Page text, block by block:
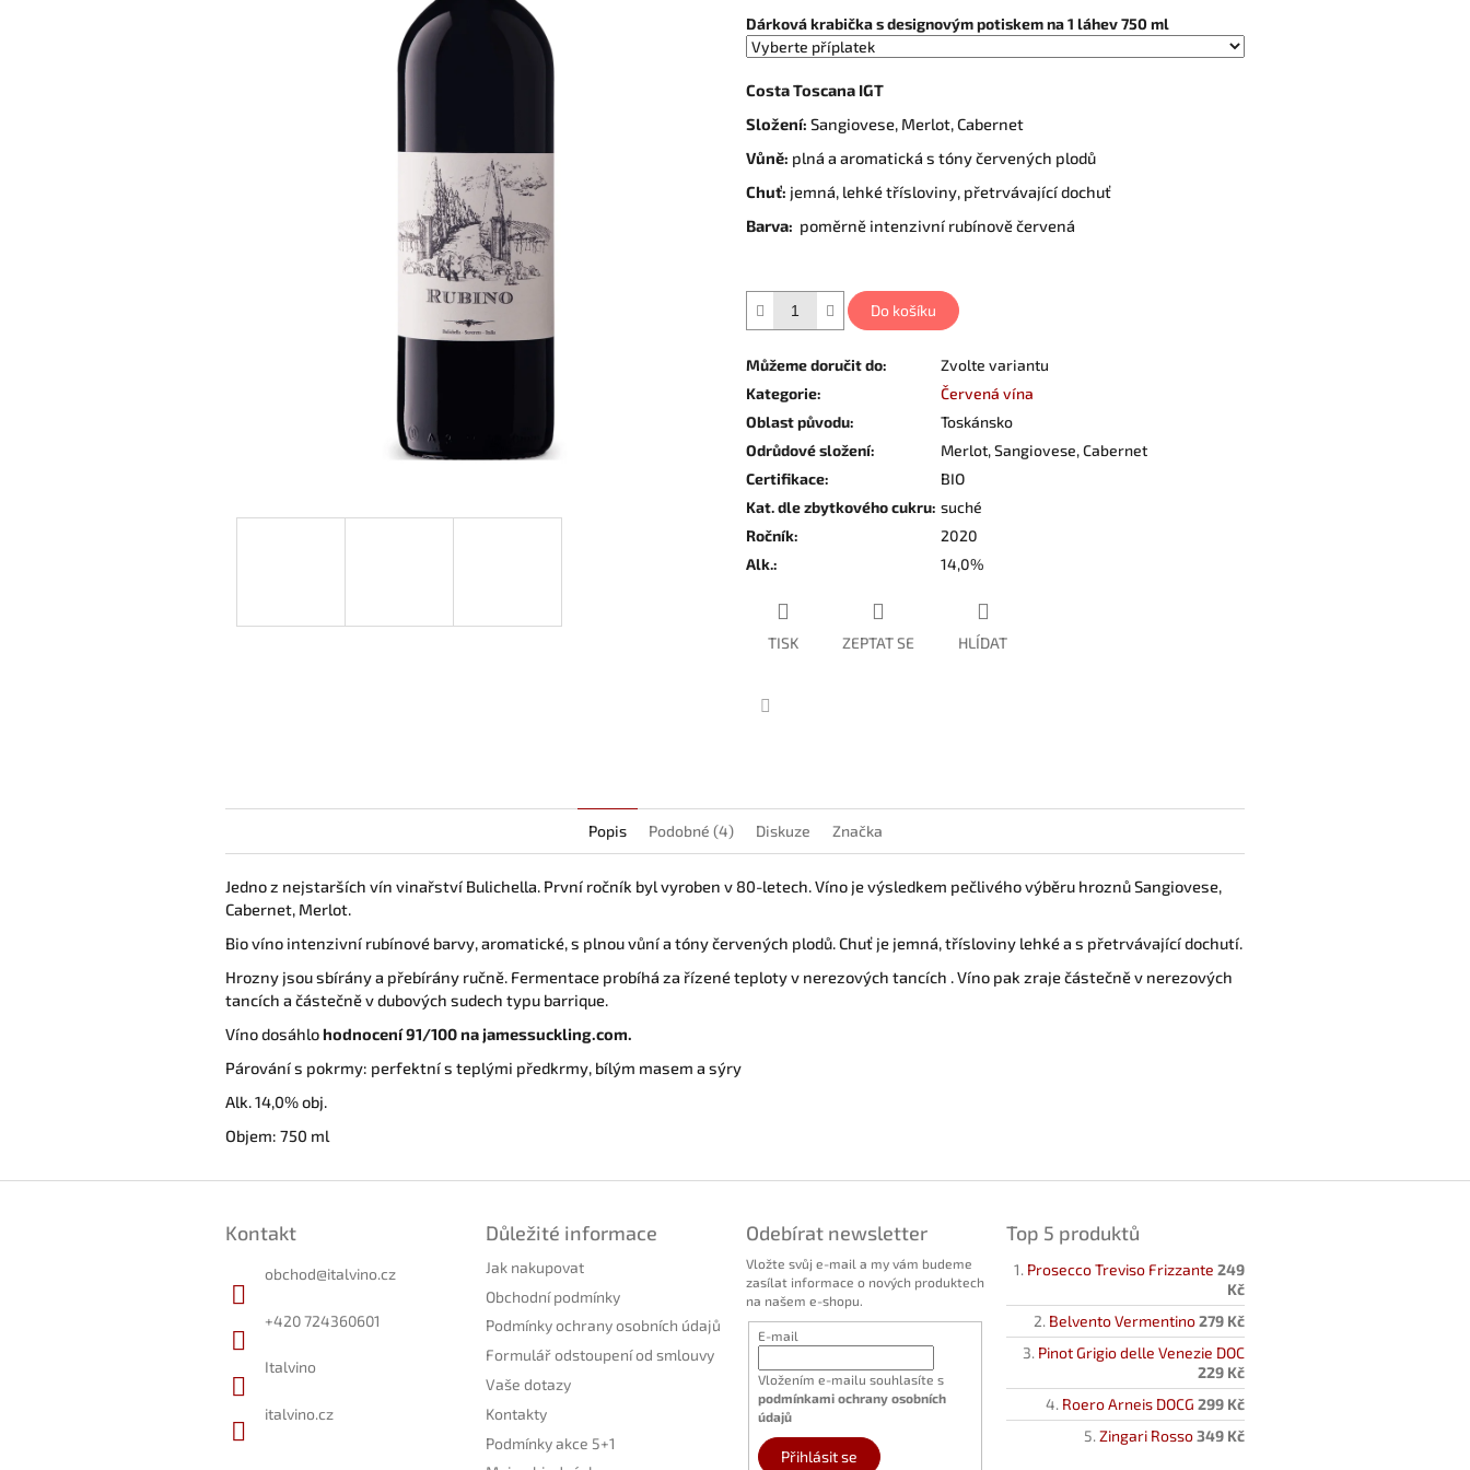
Dárková krabička s designovým potiskem na 1 láhev 750 ml
Costa Toscana IGT
Složení: Sangiovese, Merlot, Cabernet
Vůně: plná a aromatická s tóny červených plodů
Chuť: jemná, lehké třísloviny, přetrvávající dochuť
Barva: poměrně intenzivní rubínově červená
Do košíku
Můžeme doručit do:
Zvolte variantu
Kategorie:
Červená vína
Oblast původu:
Toskánsko
Odrůdové složení:
Merlot, Sangiovese, Cabernet
Certifikace:
BIO
Kat. dle zbytkového cukru: suché
Ročník:
2020
Alk.: 14,0%
TISK ZEPTAT SE HLÍDAT
Popis Podobné (4) Diskuze Značka
Jedno z nejstarších vín vinařství Bulichella. První ročník byl vyroben v 80-letech. Víno je výsledkem pečlivého výběru hroznů Sangiovese,
Cabernet, Merlot.
Bio víno intenzivní rubínové barvy, aromatické, s plnou vůní a tóny červených plodů. Chuť je jemná, třísloviny lehké a s přetrvávající dochutí.
Hrozny jsou sbírány a přebírány ručně. Fermentace probíhá za řízené teploty v nerezových tancích . Víno pak zraje částečně v nerezových
tancích a částečně v dubových sudech typu barrique.
Víno dosáhlohodnocení 91/100 na jamessuckling.com.
Párování s pokrmy: perfektní s teplými předkrmy, bílým masem a sýry
Alk. 14,0% obj.
Objem: 750 ml
Kontakt
obchod@italvino.cz
+420 724360601
Italvino
italvino.cz
Důležité informace
Jak nakupovat
Obchodní podmínky
Podmínky ochrany osobních údajů
Formulář odstoupení od smlouvy
Vaše dotazy
Kontakty
Podmínky akce 5+1
Odebírat newsletter
Vložte svůj e-mail a my vám budeme
zasílat informace o nových produktech
na našem e-shopu.
E-mail
Vložením e-mailu souhlasíte s
podmínkami ochrany osobních
údajů
Přihlásit se
Top 5 produktů
Prosecco Treviso Frizzante 249
Kč
Belvento Vermentino279 Kč
Pinot Grigio delle Venezie DOC
229 Kč
Roero Arneis DOCG 299 Kč
Zingari Rosso349 Kč